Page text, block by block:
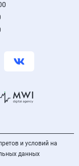
и условий на
данных